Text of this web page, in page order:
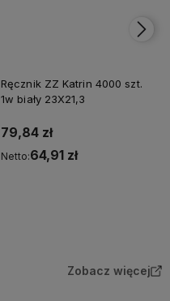
Ręcznik ZZ Katrin 4000 szt.
1w biały 23X21,3
79,84 zł
Netto:64,91 zł
Zobacz więcej